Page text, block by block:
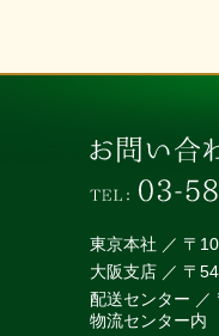
東京本社 ／ 〒
大阪支店 ／ 〒
配送センター
物流センター内